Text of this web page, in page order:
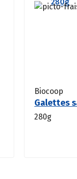
Biocoop
Galettes
280g